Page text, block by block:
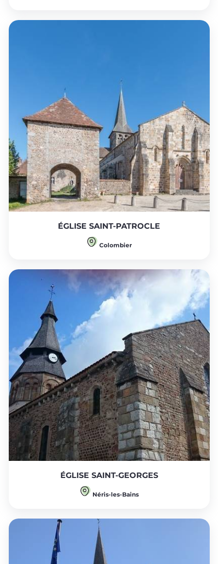
ÉGLISE SAINT-PATROCLE
Colombier
ÉGLISE SAINT-GEORGES
Néris-les-Bains